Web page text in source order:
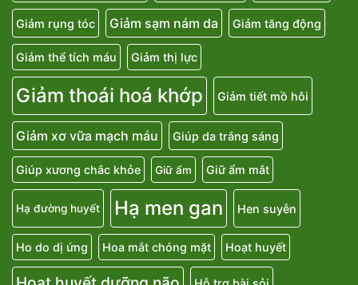
Giảm rụng tóc Giảm sạm nám da Giảm tăng động
Giảm thể tích máu Giảm thị lực
Giảm thoái hoá khớp Giảm tiết mồ hôi
Giảm xơ vữa mạch máu Giúp da trắng sáng
Giúp xương chắc khỏe Giữ ẩm Giữ ẩm mắt
Hạ đường huyết Hạ men gan Hen suyễn
Ho do dị ứng Hoa mắt chóng mặt Hoạt huyết